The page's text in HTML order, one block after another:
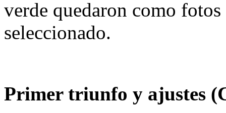
verde quedaron como
seleccionado.
Primer triunfo y ajustes